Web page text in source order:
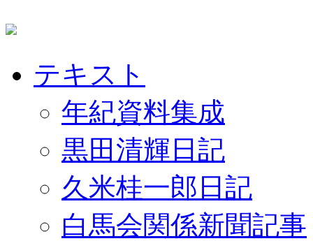
テキスト
年紀資料集成
黒田清輝日記
久米桂一郎日記
白馬会関係新聞記事